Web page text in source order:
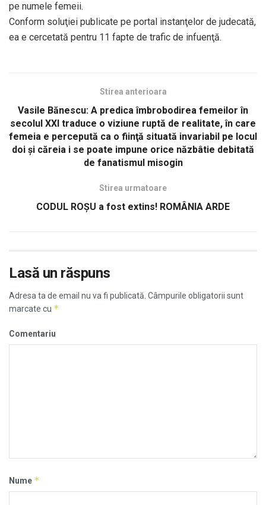
pe numele femeii.
Conform soluţiei publicate pe portal instanţelor de judecată,
ea e cercetată pentru 11 fapte de trafic de infuenţă.
Stirea anterioara
Vasile Bănescu: A predica îmbrobodirea femeilor în
secolul XXI traduce o viziune ruptă de realitate, în care
femeia e percepută ca o fiinţă situată invariabil pe locul
doi şi căreia i se poate impune orice năzbâtie debitată
de fanatismul misogin
Stirea urmatoare
CODUL ROȘU a fost extins! ROMÂNIA ARDE
Lasă un răspuns
Adresa ta de email nu va fi publicată. Câmpurile obligatorii sunt
marcate cu *
Comentariu
Nume *